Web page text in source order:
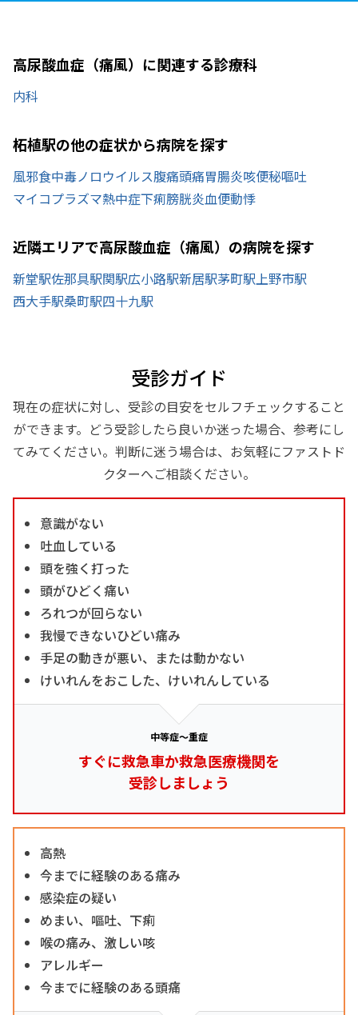
高尿酸血症（痛風）に関連する診療科
内科
柘植駅の他の症状から病院を探す
風邪食中毒ノロウイルス腹痛頭痛胃腸炎咳便秘嘔吐
マイコプラズマ熱中症下痢膀胱炎血便動悸
近隣エリアで高尿酸血症（痛風）の病院を探す
新堂駅佐那具駅関駅広小路駅新居駅茅町駅 上野市駅
西大手駅桑町駅四十九駅
受診ガイド
現在の症状に対し、受診の目安をセルフチェックすること
ができます。どう受診したら良いか迷った場合、参考にし
てみてください。判断に迷う場合は、お気軽にファストド
クターへご相談ください。
意識がない
吐血している
頭を強く打った
頭がひどく痛い
ろれつが回らない
我慢できないひどい痛み
手足の動きが悪い、または動かない
けいれんをおこした、けいれんしている
中等症～重症
すぐに救急車か救急医療機関を
受診しましょう
高熱
今までに経験のある痛み
感染症の疑い
めまい、嘔吐、下痢
喉の痛み、激しい咳
アレルギー
今までに経験のある頭痛